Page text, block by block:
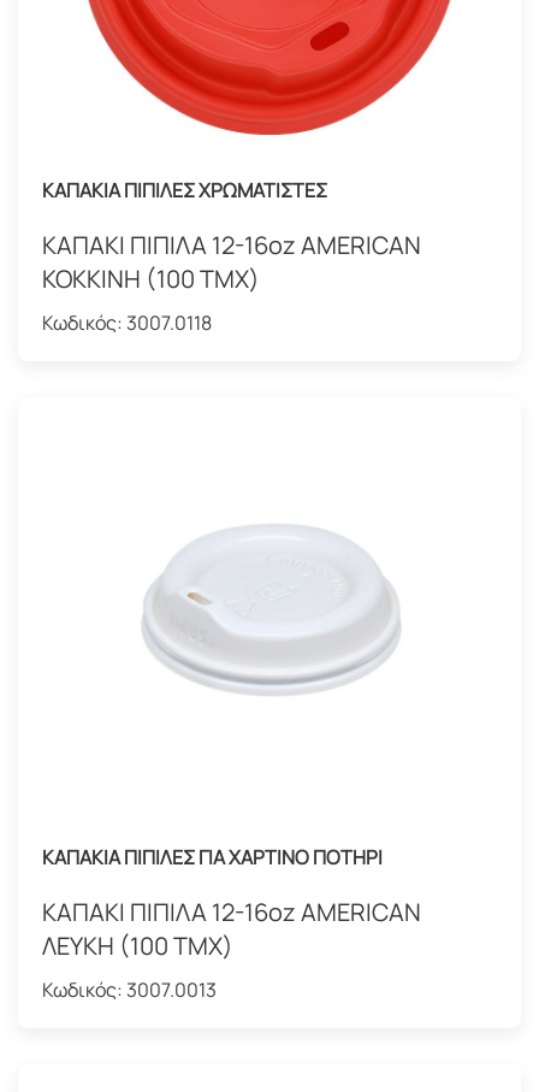
ΚΑΠΑΚΙΑ ΠΙΠΙΛΕΣ ΧΡΩΜΑΤΙΣΤΕΣ
ΚΑΠΑΚΙ ΠΙΠΙΛΑ 12-16oz AMERICAN
ΚΟΚΚΙΝΗ (100 ΤΜΧ)
Κωδικός: 3007.0118
ΚΑΠΑΚΙΑ ΠΙΠΙΛΕΣ ΓΙΑ ΧΑΡΤΙΝΟ ΠΟΤΗΡΙ
ΚΑΠΑΚΙ ΠΙΠΙΛΑ 12-16oz AMERICAN
ΛΕΥΚΗ (100 ΤΜΧ)
Κωδικός: 3007.0013